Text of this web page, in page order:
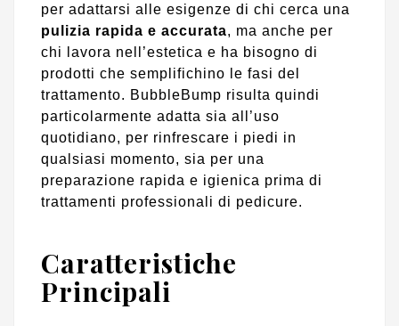
per adattarsi alle esigenze di chi cerca una
pulizia rapida e accurata, ma anche per
chi lavora nell’estetica e ha bisogno di
prodotti che semplifichino le fasi del
trattamento. BubbleBump risulta quindi
particolarmente adatta sia all’uso
quotidiano, per rinfrescare i piedi in
qualsiasi momento, sia per una
preparazione rapida e igienica prima di
trattamenti professionali di pedicure.
Caratteristiche
Principali